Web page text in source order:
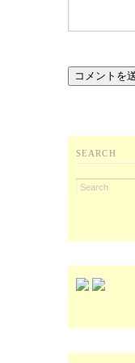
SEARCH